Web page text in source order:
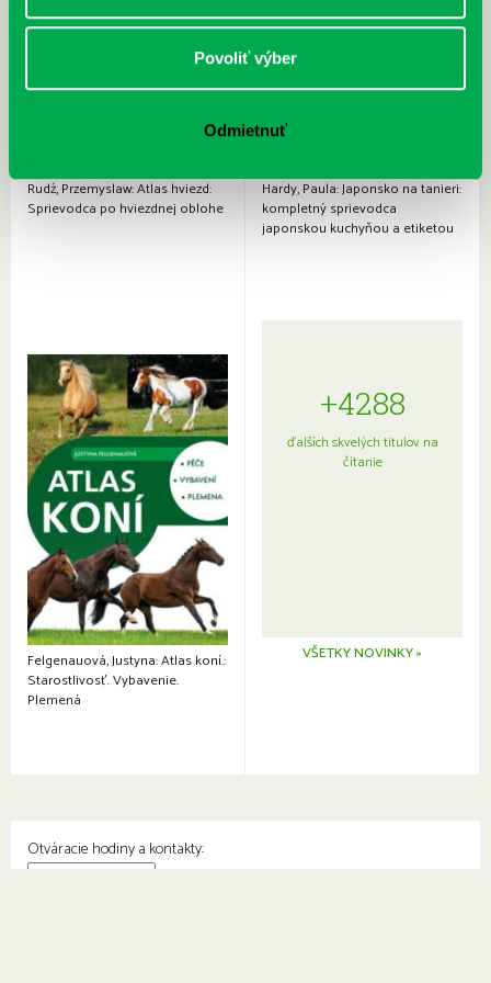
Povoliť výber
Odmietnuť
Rudź, Przemyslaw: Atlas hviezd:
Sprievodca po hviezdnej oblohe
Hardy, Paula: Japonsko na tanieri:
kompletný sprievodca
japonskou kuchyňou a etiketou
Felgenauová, Justyna: Atlas koní.:
Starostlivosť. Vybavenie.
Plemená
+4288
ďalších skvelých titulov na
čítanie
VŠETKY NOVINKY »
Otváracie hodiny a kontakty: